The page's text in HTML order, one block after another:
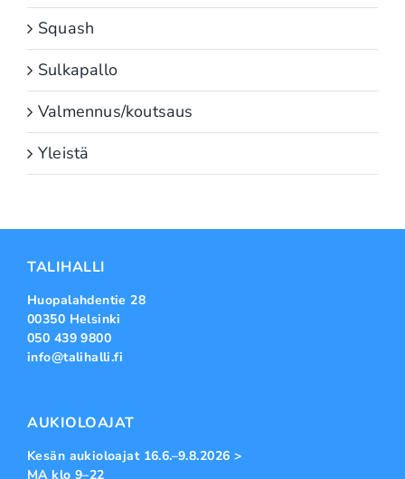
Squash
Sulkapallo
Valmennus/koutsaus
Yleistä
TALIHALLI
Huopalahdentie 28
00350 Helsinki
050 439 9800
info@talihalli.fi
AUKIOLOAJAT
Kesän aukioloajat 16.6.–9.8.2026 >
MA klo 9–22